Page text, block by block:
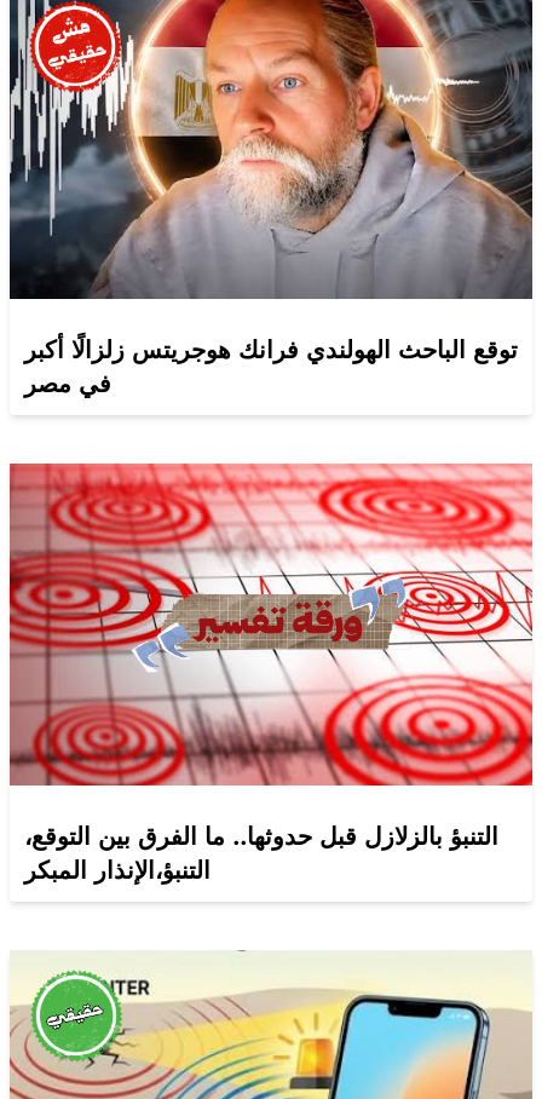
توقع الباحث الهولندي فرانك هوجريتس زلزالًا أكبر
في مصر
التنبؤ بالزلازل قبل حدوثها.. ما الفرق بين التوقع،
التنبؤ،الإنذار المبكر